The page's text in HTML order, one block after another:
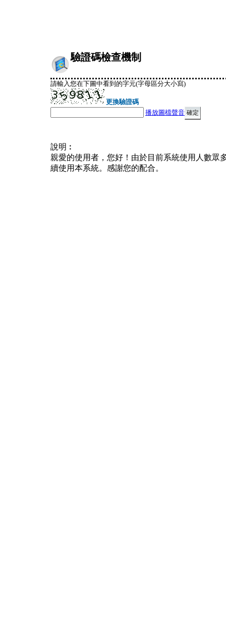
驗證碼檢查機制
請輸入您在下圖中看到的字元(字母區分大小寫)
更換驗證碼
播放圖檔聲音
說明︰
親愛的使用者，您好！由於目前系統使用人數眾
續使用本系統。感謝您的配合。